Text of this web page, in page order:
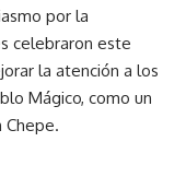
por la
celebraron este
la atención a los
Mágico, como un